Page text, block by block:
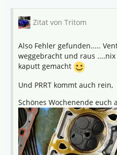
Zitat von Tritom
Also Fehler gefunden.....
weggebracht und raus
kaputt gemacht
Und PRRT kommt auch rein,
Schönes Wochenende euch